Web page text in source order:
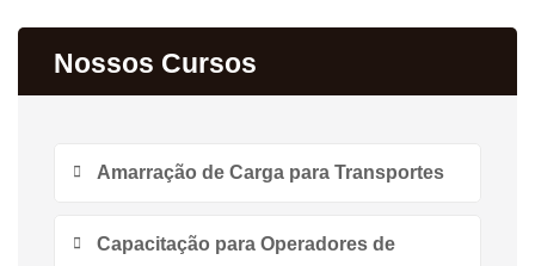
Nossos Cursos
Amarração de Carga para Transportes
Capacitação para Operadores de